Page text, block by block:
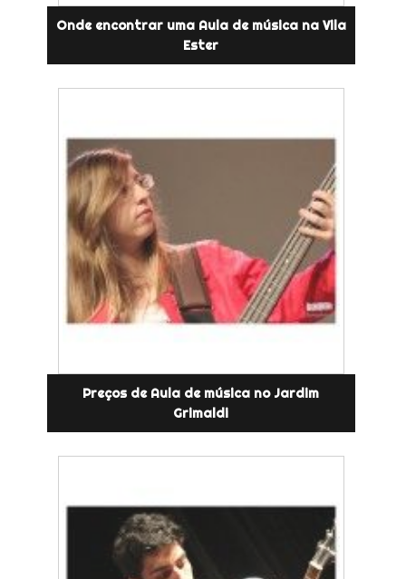
Onde encontrar uma Aula de música na Vila
Ester
Preços de Aula de música no Jardim
Grimaldi